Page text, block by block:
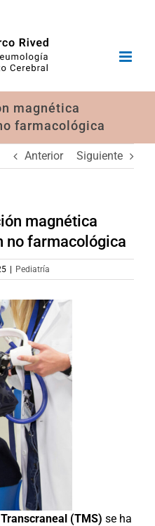
magnética
farmacológica
Anterior Siguiente
magnética
no farmacológica
Pediatría
(TMS) se ha